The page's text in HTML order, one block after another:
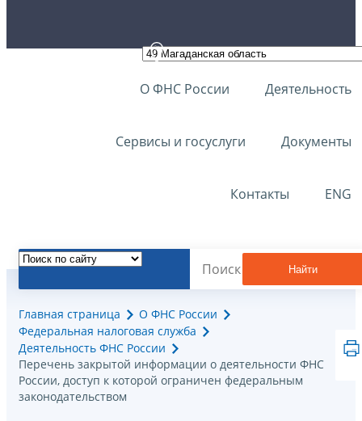
О ФНС России Деятельность
Сервисы и госуслуги Документы
Контакты ENG
Найти
Главная страница
О ФНС России
Федеральная налоговая служба
Деятельность ФНС России
Перечень закрытой информации о деятельности ФНС
России, доступ к которой ограничен федеральным
законодательством